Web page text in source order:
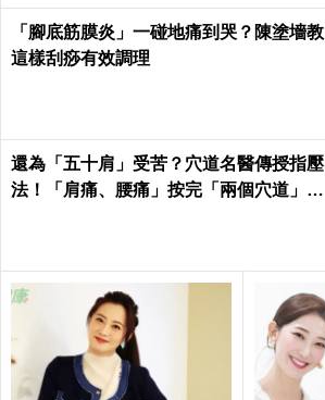
「腳底筋膜炎」一碰地痛到哭？陳塗墻教
這樣刮痧有效調理
還為「五十肩」受苦？穴道名醫傳授指壓
法！「肩痛、腰痛」按完「兩個穴道」從